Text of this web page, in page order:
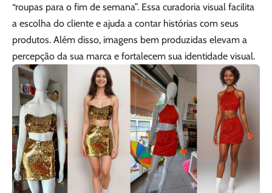
“roupas para o fim de semana”. Essa curadoria visual facilita
a escolha do cliente e ajuda a contar histórias com seus
produtos. Além disso, imagens bem produzidas elevam a
percepção da sua marca e fortalecem sua identidade visual.